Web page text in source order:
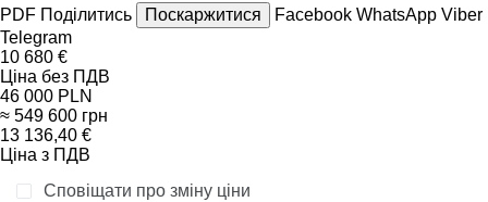
PDF Поділитись Поскаржитися Facebook WhatsApp Viber
Telegram
10 680 €
Ціна без ПДВ
46 000 PLN
≈ 549 600 грн
13 136,40 €
Ціна з ПДВ
Сповіщати про зміну ціни